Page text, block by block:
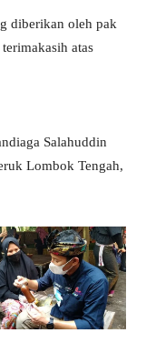
diberikan oleh pak
atas
Salahuddin
Lombok Tengah,